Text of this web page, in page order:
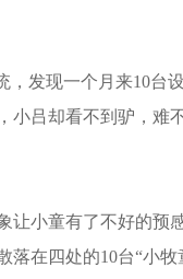
发现一个月来10台
小吕却看不到驴，难
小童有了不好的预
在四处的10台“小